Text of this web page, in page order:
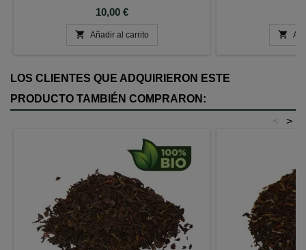
Precio
10,00 €
 Añadir al carrito 
LOS CLIENTES QUE ADQUIRIERON ESTE
PRODUCTO TAMBIÉN COMPRARON:
>
<